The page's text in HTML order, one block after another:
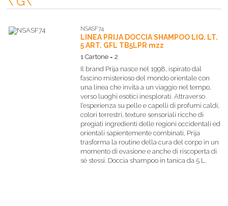
NSASF74
LINEA PRIJA DOCCIA SHAMPOO LIQ. LT.
5 ART. GFL TB5LPR mzz
1 Cartone = 2
Il brand Prija nasce nel 1998, ispirato dal
fascino misterioso del mondo orientale con
una linea che invita a un viaggio nel tempo,
verso luoghi esotici inesplorati. Attraverso
l’esperienza su pelle e capelli di profumi caldi,
colori terrestri, texture sensoriali ricche di
pregiati ingredienti delle regioni occidentali ed
orientali sapientemente combinati, Prija
trasforma la routine della cura del corpo in un
momento di evasione e anche di riscoperta di
sè stessi. Doccia shampoo in tanica da 5 L.